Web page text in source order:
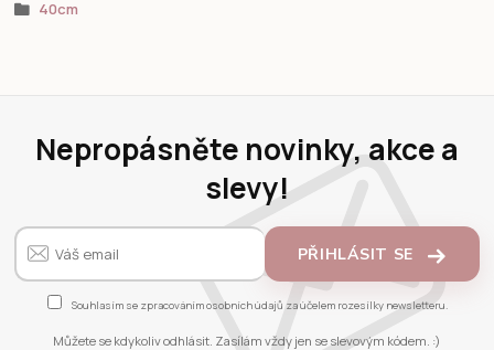
40cm
Nepropásněte novinky, akce a
slevy!
PŘIHLÁSIT SE
Souhlasím se zpracováním osobních údajů za účelem rozesílky newsletteru.
Můžete se kdykoliv odhlásit. Zasílám vždy jen se slevovým kódem. :)